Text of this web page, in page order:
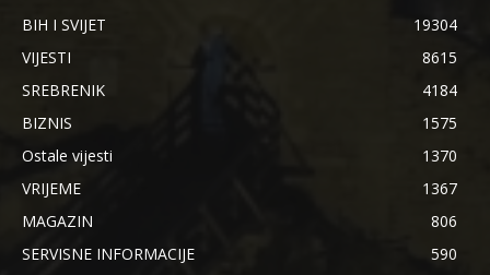
BIH I SVIJET
19304
VIJESTI
8615
SREBRENIK
4184
BIZNIS
1575
Ostale vijesti
1370
VRIJEME
1367
MAGAZIN
806
SERVISNE INFORMACIJE
590